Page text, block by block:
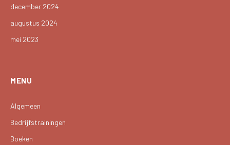
december 2024
augustus 2024
mei 2023
MENU
Algemeen
Bedrijfstrainingen
Boeken